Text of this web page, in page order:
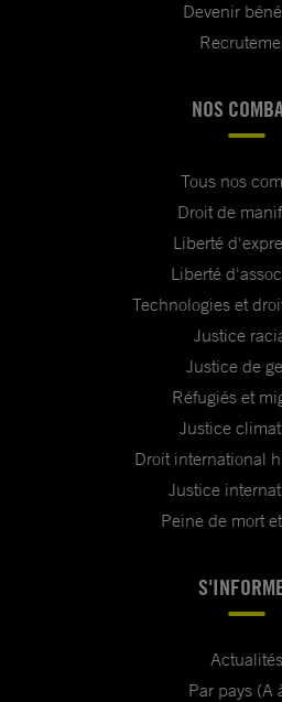
Devenir
NOS
Tous nos
Droit de
Liberté
Liberté
Technologies et
Justice
Justice de
Réfugiés et
Justice
Droit international
Justice
Peine de mort
Actualités
Par pays (A